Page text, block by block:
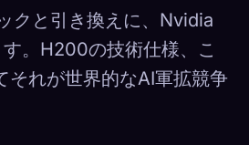
クと引き換えに、Nvidia
。H200の技術仕様、こ
それが世界的なAI軍拡競争